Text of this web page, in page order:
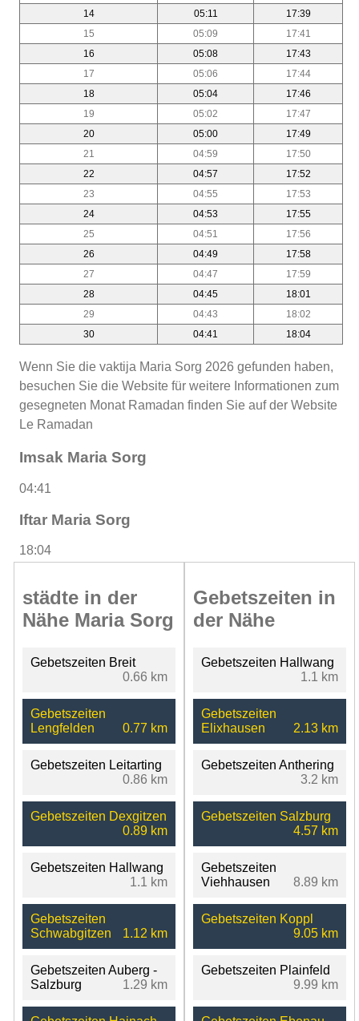
14
05:11
17:39
15
05:09
17:41
16
05:08
17:43
17
05:06
17:44
18
05:04
17:46
19
05:02
17:47
20
05:00
17:49
21
04:59
17:50
22
04:57
17:52
23
04:55
17:53
24
04:53
17:55
25
04:51
17:56
26
04:49
17:58
27
04:47
17:59
28
04:45
18:01
29
04:43
18:02
30
04:41 18:04
Wenn Sie die vaktija Maria Sorg 2026 gefunden haben,
besuchen Sie die Website für weitere Informationen zum
gesegneten Monat Ramadan finden Sie auf der Website
Le Ramadan
Imsak Maria Sorg
04:41
Iftar Maria Sorg
18:04
städte in der
Nähe Maria Sorg
Gebetszeiten Breit
0.66 km
Gebetszeiten
Lengfelden
0.77 km
Gebetszeiten Leitarting
0.86 km
Gebetszeiten Dexgitzen
0.89 km
Gebetszeiten Hallwang
1.1 km
Gebetszeiten
Schwabgitzen
1.12 km
Gebetszeiten Auberg -
Salzburg
1.29 km
Gebetszeiten in
der Nähe
Gebetszeiten Hallwang
1.1 km
Gebetszeiten
Elixhausen
2.13 km
Gebetszeiten Anthering
3.2 km
Gebetszeiten Salzburg
4.57 km
Gebetszeiten
Viehhausen
8.89 km
Gebetszeiten Koppl
9.05 km
Gebetszeiten Plainfeld
9.99 km